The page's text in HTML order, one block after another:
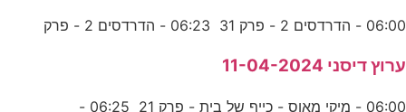
06:00 - הדרדסים 2 - פרק 31 06:23 - הדרדסים 2 - פרק
ערוץ דיסני 11-04-2024
06:00 - מיקי מאוס - כייף של בית - פרק 21 06:25 -